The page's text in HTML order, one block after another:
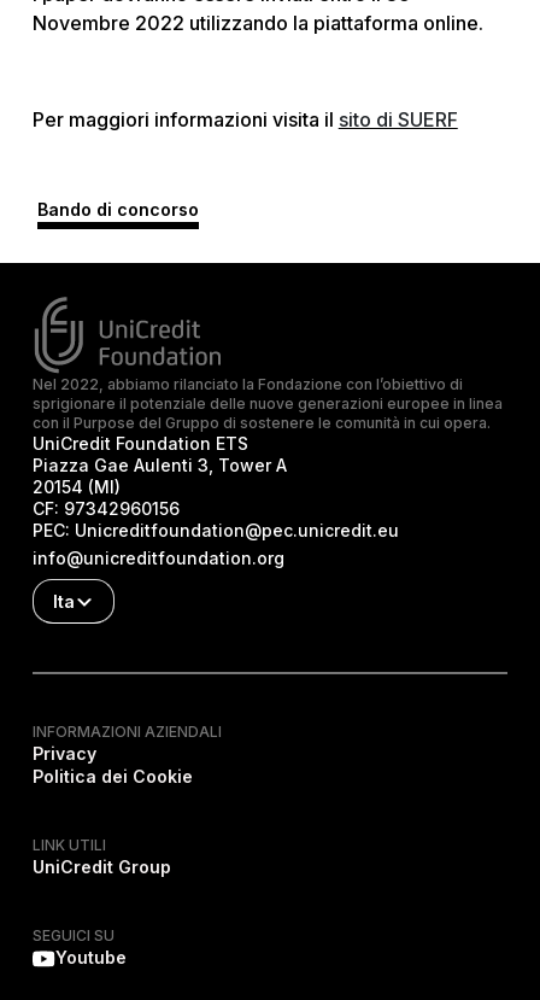
Novembre 2022 utilizzando la piattaforma online.
Per maggiori informazioni visita il sito di SUERF
Bando di concorso
Nel 2022, abbiamo rilanciato la Fondazione con l’obiettivo di
sprigionare il potenziale delle nuove generazioni europee in linea
con il Purpose del Gruppo di sostenere le comunità in cui opera.
UniCredit Foundation ETS
Piazza Gae Aulenti 3, Tower A
20154 (MI)
CF: 97342960156
PEC: Unicreditfoundation@pec.unicredit.eu
info@unicreditfoundation.org
Ita
INFORMAZIONI AZIENDALI
Privacy
Politica dei Cookie
LINK UTILI
UniCredit Group
SEGUICI SU
Youtube